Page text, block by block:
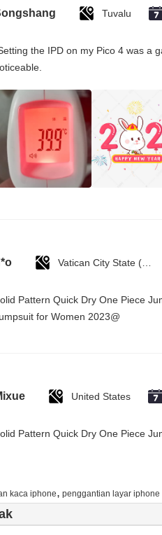
Tuvalu
the IPD on my Pico 4 was a
Pattern Quick Dry One Piece
for Women 2023@
United States
Pattern Quick Dry One Piece
kaca iphone, penggantian layar iphone